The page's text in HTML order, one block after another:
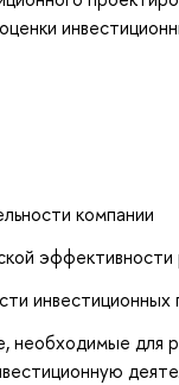
компании
эффективности
инвестиционных
необходимые для